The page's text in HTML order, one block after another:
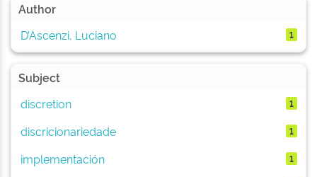
Author
D’Ascenzi, Luciano
1
Subject
discretion
1
discricionariedade 1
implementación 1